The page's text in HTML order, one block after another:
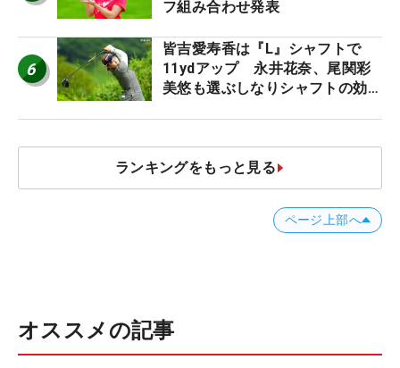
フ組み合わせ発表
6
皆吉愛寿香は『L』シャフトで
11ydアップ 永井花奈、尾関彩
美悠も選ぶしなりシャフトの効果
ランキングをもっと見る
ページ上部へ
オススメの記事